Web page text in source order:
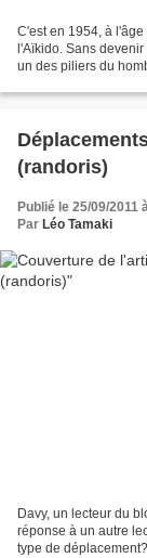
C'est en 1954, à
l'Aïkido. Sans
un des piliers du
(randoris)
Publié le 25/09/2011
Par Léo Tamaki
Davy, un lecteur du
réponse à un autre
type de